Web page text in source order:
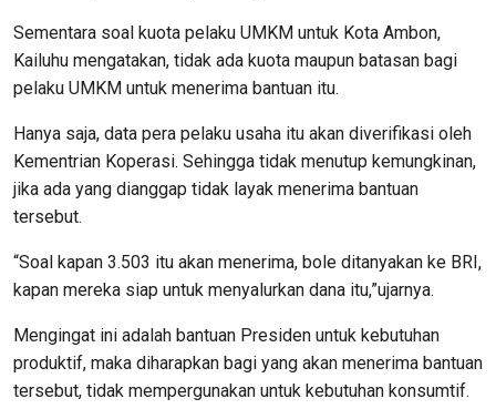
Sementara soal kuota pelaku UMKM untuk Kota Ambon,
Kailuhu mengatakan, tidak ada kuota maupun batasan bagi
pelaku UMKM untuk menerima bantuan itu.
Hanya saja, data pera pelaku usaha itu akan diverifikasi oleh
Kementrian Koperasi. Sehingga tidak menutup kemungkinan,
jika ada yang dianggap tidak layak menerima bantuan
tersebut.
“Soal kapan 3.503 itu akan menerima, bole ditanyakan ke BRI,
kapan mereka siap untuk menyalurkan dana itu,”ujarnya.
Mengingat ini adalah bantuan Presiden untuk kebutuhan
produktif, maka diharapkan bagi yang akan menerima bantuan
tersebut, tidak mempergunakan untuk kebutuhan konsumtif.